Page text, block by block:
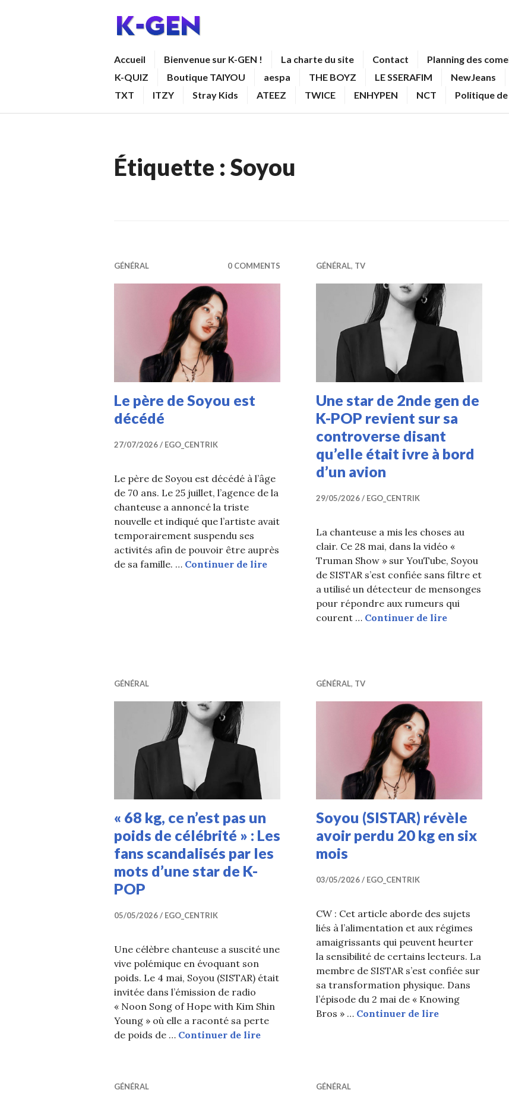
Accueil Bienvenue sur K-GEN ! La charte du site Contact Planning des
K-QUIZ
Boutique TAIYOU aespa THE BOYZ LE SSERAFIM NewJeans
TXT
ITZY Stray Kids ATEEZ TWICE ENHYPEN NCT Politique
Étiquette : Soyou
GÉNÉRAL 0 COMMENTS
Le père de Soyou est
décédé
27/07/2026 EGO_CENTRIK
Le père de Soyou est décédé à l’âge
de 70 ans. Le 25 juillet, l’agence de la
chanteuse a annoncé la triste
nouvelle et indiqué que l’artiste avait
temporairement suspendu ses
activités afin de pouvoir être auprès
de sa famille. … Continuer de lireLe père de Soyou est décédé
GÉNÉRAL, TV
Une star de 2nde gen de
K-POP revient sur sa
controverse disant
qu’elle était ivre à bord
d’un avion
29/05/2026 EGO_CENTRIK
La chanteuse a mis les choses au
clair. Ce 28 mai, dans la vidéo «
Truman Show » sur YouTube, Soyou
de SISTAR s’est confiée sans filtre et
a utilisé un détecteur de mensonges
pour répondre aux rumeurs qui
courent … Continuer de lireUne star de
GÉNÉRAL
« 68 kg, ce n’est pas un
poids de célébrité » : Les
fans scandalisés par les
mots d’une star de K-
POP
05/05/2026 EGO_CENTRIK
Une célèbre chanteuse a suscité une
vive polémique en évoquant son
poids. Le 4 mai, Soyou (SISTAR) était
invitée dans l’émission de radio
« Noon Song of Hope with Kim Shin
Young » où elle a raconté sa perte
de poids de … Continuer de lire« 68 kg, ce n’est pas un poids de célébrité » : Les
GÉNÉRAL, TV
Soyou (SISTAR) révèle
avoir perdu 20 kg en six
mois
03/05/2026 EGO_CENTRIK
CW : Cet article aborde des sujets
liés à l’alimentation et aux régimes
amaigrissants qui peuvent heurter
la sensibilité de certains lecteurs. La
membre de SISTAR s’est confiée sur
sa transformation physique. Dans
l’épisode du 2 mai de « Knowing
Bros » … Continuer de lireSoyou
GÉNÉRAL GÉNÉRAL